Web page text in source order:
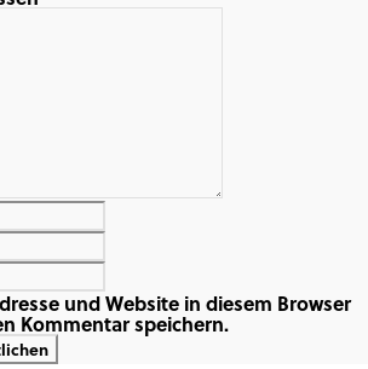
und Website in diesem Browser
Kommentar speichern.